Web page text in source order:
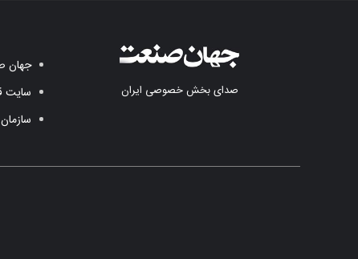
صدای بخش خصوصی ایران
جهان
سایت